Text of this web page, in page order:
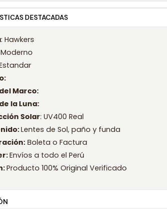
DESTACADAS
: Hawkers
Moderno
Marco:
la Luna:
Solar: UV400 Real
Lentes de Sol, paño y funda
Boleta o Factura
Envíos a todo el Perú
Producto 100% Original Verificado